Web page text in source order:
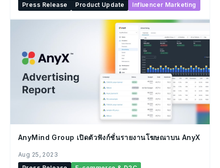
Press Release
Product Update Influencer Marketing
AnyMind Group เปิดตัวฟังก์ชั่นรายงานโฆษณาบน AnyX
Aug 25, 2023